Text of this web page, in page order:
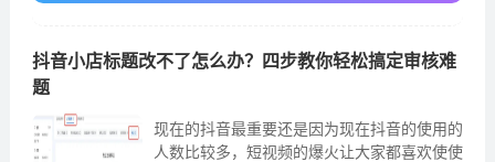
抖音小店标题改不了怎么办？四步教你轻松搞定审核难
题
现在的抖音最重要还是因为现在抖音的使用的
人数比较多，短视频的爆火让大家都喜欢使使